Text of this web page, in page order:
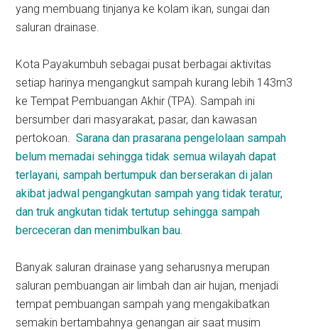
yang membuang tinjanya ke kolam ikan, sungai dan
saluran drainase.
Kota Payakumbuh sebagai pusat berbagai aktivitas
setiap harinya mengangkut sampah kurang lebih 143m3
ke Tempat Pembuangan Akhir (TPA). Sampah ini
bersumber dari masyarakat, pasar, dan kawasan
pertokoan.Sarana dan prasarana pengelolaan sampah
belum memadai sehingga tidak semua wilayah dapat
terlayani, sampah bertumpuk dan berserakan di jalan
akibat jadwal pengangkutan sampah yang tidak teratur,
dan truk angkutan tidak tertutup sehingga sampah
berceceran dan menimbulkan bau.
Banyak saluran drainase yang seharusnya merupan
saluran pembuangan air limbah dan air hujan, menjadi
tempat pembuangan sampah yang mengakibatkan
semakin bertambahnya genangan air saat musim